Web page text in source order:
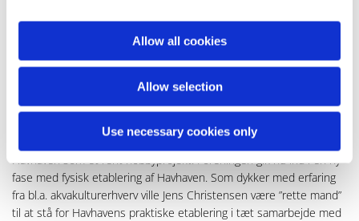
Allow all cookies
Allow selection
Use necessary cookies only
ønske om at give deres gæster en særlig, lokal smagsoplevelse.
Den kommercielle del af projektet viste sig at volde problemer
både med hensyn til flere og skærpede myndighedskrav og især
med hensyn til finansiering.
Efter at have arbejdet med disse udfordringer gennem hele 2012,
besluttede bestyrelsen den 3. april 2013 at droppe den
kommercielle del af projektet og i første omgang etablere
Havhaven som et rent hobbyprojekt. Foreningen gik nu ind i en ny
fase med fysisk etablering af Havhaven. Som dykker med erfaring
fra bl.a. akvakulturerhverv ville Jens Christensen være ”rette mand”
til at stå for Havhavens praktiske etablering i tæt samarbejde med